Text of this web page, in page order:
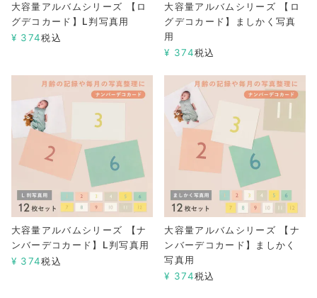
大容量アルバムシリーズ 【ロ
グデコカード】L判写真用
¥ 374税込
大容量アルバムシリーズ 【ロ
グデコカード】ましかく写真
用
¥ 374税込
大容量アルバムシリーズ 【ナ
ンバーデコカード】L判写真用
¥ 374税込
大容量アルバムシリーズ 【ナ
ンバーデコカード】ましかく
写真用
¥ 374税込